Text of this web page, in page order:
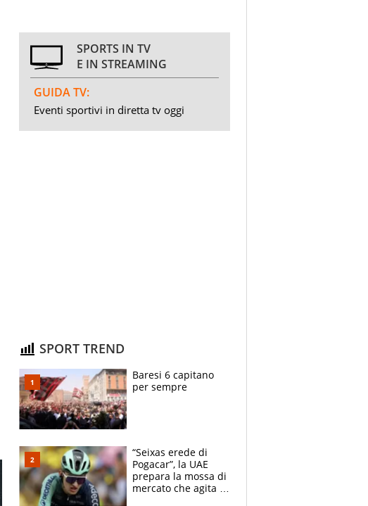
SPORTS IN TV
E IN STREAMING
GUIDA TV:
Eventi sportivi in diretta tv oggi
SPORT TREND
Baresi 6 capitano
per sempre
“Seixas erede di
Pogacar”, la UAE
prepara la mossa di
mercato che agita la